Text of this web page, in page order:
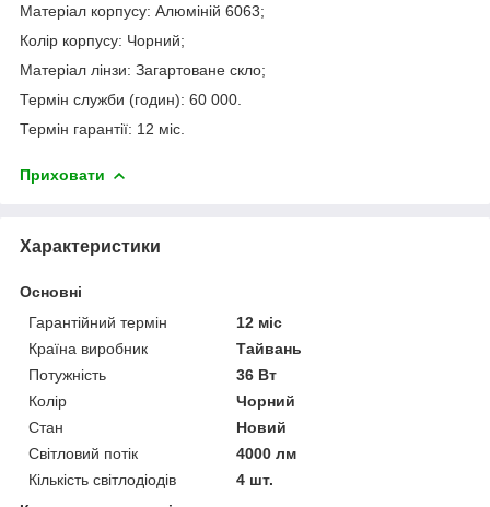
Матеріал корпусу: Алюміній 6063;
Колір корпусу: Чорний;
Матеріал лінзи: Загартоване скло;
Термін служби (годин): 60 000.
Термін гарантії: 12 міс.
Приховати
Характеристики
Основні
Гарантійний термін
12 міс
Країна виробник
Тайвань
Потужність
36 Вт
Колір
Чорний
Стан
Новий
Світловий потік
4000 лм
Кількість світлодіодів
4 шт.